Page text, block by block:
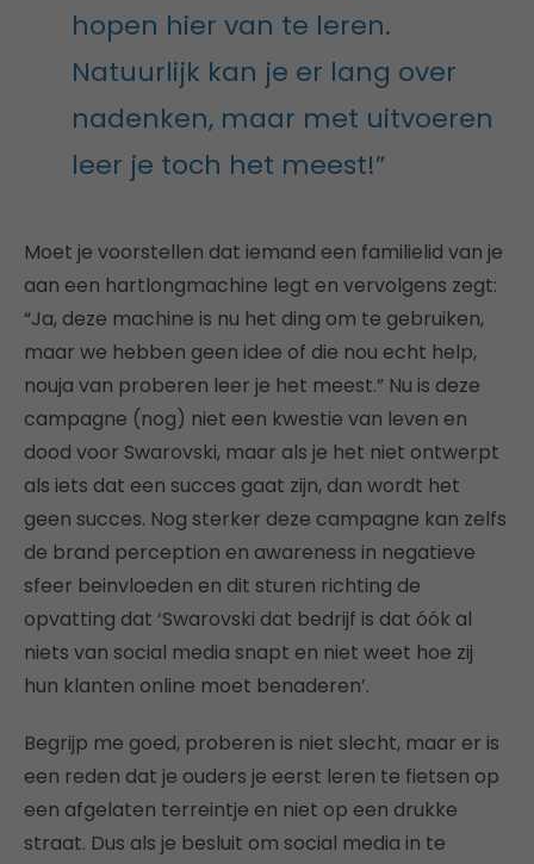
hopen hier van te leren.
Natuurlijk kan je er lang over
nadenken, maar met uitvoeren
leer je toch het meest!”
Moet je voorstellen dat iemand een familielid van je
aan een hartlongmachine legt en vervolgens zegt:
“Ja, deze machine is nu het ding om te gebruiken,
maar we hebben geen idee of die nou echt help,
nouja van proberen leer je het meest.” Nu is deze
campagne (nog) niet een kwestie van leven en
dood voor Swarovski, maar als je het niet ontwerpt
als iets dat een succes gaat zijn, dan wordt het
geen succes. Nog sterker deze campagne kan zelfs
de brand perception en awareness in negatieve
sfeer beinvloeden en dit sturen richting de
opvatting dat ‘Swarovski dat bedrijf is dat óók al
niets van social media snapt en niet weet hoe zij
hun klanten online moet benaderen’.
Begrijp me goed, proberen is niet slecht, maar er is
een reden dat je ouders je eerst leren te fietsen op
een afgelaten terreintje en niet op een drukke
straat. Dus als je besluit om social media in te